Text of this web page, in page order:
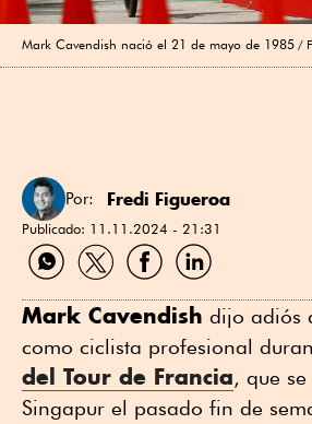
Mark Cavendish nació el 21 de mayo de 1985
Por: Fredi Figueroa
Publicado: 11.11.2024 - 21:31
Compartir
por
Compartir
por
Compartir
por
Compartir
por
Mark Cavendish dijo adiós
como ciclista profesional
del Tour de Francia, que
Singapur el pasado fin de